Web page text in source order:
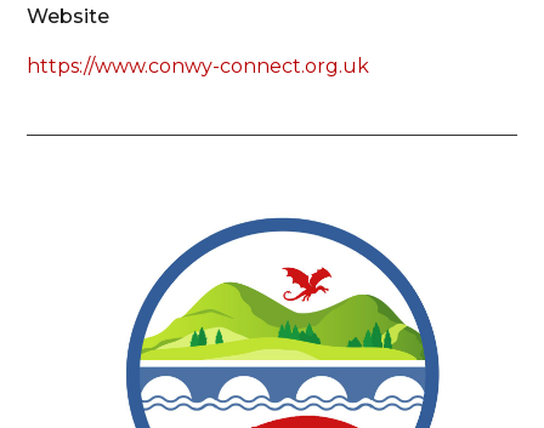
Website
https://www.conwy-connect.org.uk